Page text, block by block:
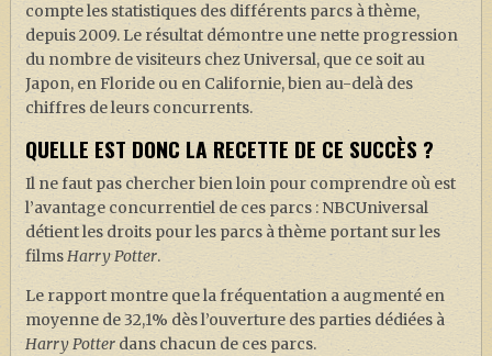
PODCASTS
LES GRANDS ARTICLES DE LA GAZETTE
DOSSIERS
JEUX
compte les statistiques des différents parcs à thème,
depuis 2009. Le résultat démontre une nette progression
du nombre de visiteurs chez Universal, que ce soit au
Japon, en Floride ou en Californie, bien au-delà des
chiffres de leurs concurrents.
QUELLE EST DONC LA RECETTE DE CE SUCCÈS ?
Il ne faut pas chercher bien loin pour comprendre où est
l’avantage concurrentiel de ces parcs : NBCUniversal
détient les droits pour les parcs à thème portant sur les
filmsHarry Potter.
Le rapport montre que la fréquentation a augmenté en
moyenne de 32,1% dès l’ouverture des parties dédiées à
Harry Potterdans chacun de ces parcs.